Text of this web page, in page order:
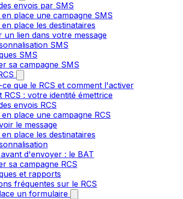
envois par SMS
place une campagne SMS
place les destinataires
un lien dans votre message
SMS
SMS
sa campagne SMS
que le RCS et comment l'activer
RCS : votre identité émettrice
envois RCS
place une campagne RCS
le message
place les destinataires
d'envoyer : le BAT
sa campagne RCS
et rapports
fréquentes sur le RCS
un formulaire